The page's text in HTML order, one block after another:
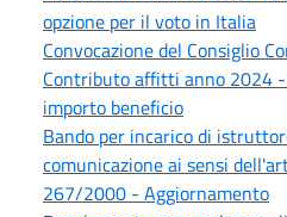
opzione per il voto in Italia
Convocazione del Consiglio
Contributo affitti anno 2024
importo beneficio
Bando per incarico di
comunicazione ai sensi
267/2000 - Aggiornamento